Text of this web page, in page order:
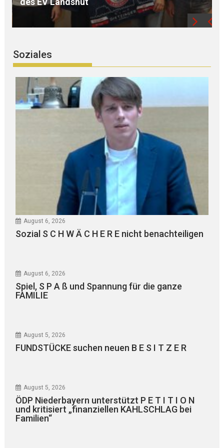
Soziales
August 6, 2026
Sozial S C H W Ä C H E R E nicht benachteiligen
August 6, 2026
Spiel, S P A ß und Spannung für die ganze
FAMILIE
August 5, 2026
FUNDSTÜCKE suchen neuen B E S I T Z E R
August 5, 2026
ÖDP Niederbayern unterstützt P E T I T I O N
und kritisiert „finanziellen KAHLSCHLAG bei
Familien“